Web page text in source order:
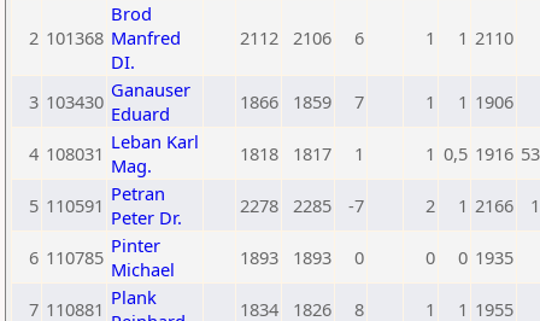
2 101368
Brod
Manfred
DI.
2112 2106 6 1 1 2110
3 103430 Ganauser
Eduard
1866 1859 7 1 1 1906
4 108031 Leban Karl
Mag.
1818 1817 1 1 0,5 1916
5 110591 Petran
Peter Dr.
2278 2285 -7 2 1 2166
6 110785 Pinter
Michael
1893 1893 0 0 0 1935
7 110881 Plank
1834 1826 8 1 1 1955